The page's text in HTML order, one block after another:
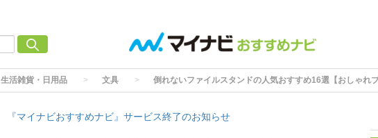
生活雑貨・日用品 文具 倒れないファイルスタンドの人気おすすめ16選【おしゃれブ
『マイナビおすすめナビ』サービス終了のお知らせ